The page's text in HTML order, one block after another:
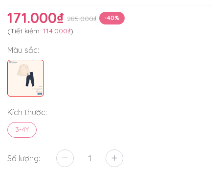
171.000₫ 285.000₫ -40%
(Tiết kiệm: 114.000₫)
Màu sắc:
Kích thước:
3-4Y
Số lượng: